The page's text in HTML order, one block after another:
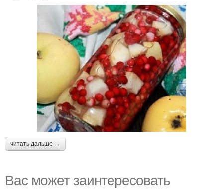
читать дальше →
Вас может заинтересовать